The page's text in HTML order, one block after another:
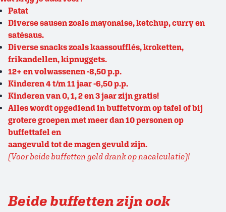
Patat
Diverse sausen zoals mayonaise, ketchup, curry en
satésaus.
Diverse snacks zoals kaassoufflés, kroketten,
frikandellen, kipnuggets.
12+ en volwassenen -8,50 p.p.
Kinderen 4 t/m 11 jaar -6,50 p.p.
Kinderen van 0, 1, 2 en 3 jaar zijn gratis!
Alles wordt opgediend in buffetvorm op tafel of bij
grotere groepen met meer dan 10 personen op
buffettafel en
aangevuld tot de magen gevuld zijn.
(Voor beide buffetten geld drank op nacalculatie)!
Beide buffetten zijn ook